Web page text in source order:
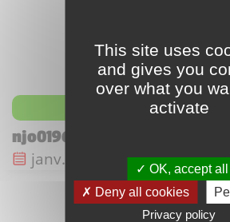
njo0196 - Bucko
Date de sortie :
janv. 2016
This site uses
and gives you
over what you
activate
OK, accept all
Deny all cookies
Privacy policy